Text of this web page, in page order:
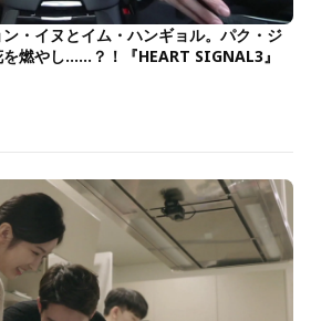
・イヌとイム・ハンギョル。パク・ジ
燃やし……？！『HEART SIGNAL3』